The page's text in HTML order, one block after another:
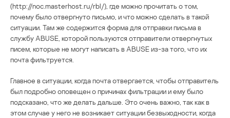
(http://noc.masterhost.ru/rbl/), где можно прочитать о том,
почему было отвергнуто письмо, и что можно сделать в такой
ситуации. Там же содержится форма для отправки письма в
службу ABUSE, которой пользуются отправители отвергнутых
писем, которые не могут написать в ABUSE из-за того, что их
почта фильтруется.
Главное в ситуации, когда почта отвергается, чтобы отправитель
был подробно оповещен о причинах фильтрации и ему было
подсказано, что же делать дальше. Это очень важно, так как в
этом случае у него не возникает ситуации безвыходности, когда